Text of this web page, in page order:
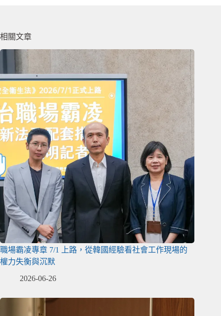
相關文章
職場霸凌專章 7/1 上路，從韓國經驗看社會工作現場的
權力失衡與沉默
2026-06-26